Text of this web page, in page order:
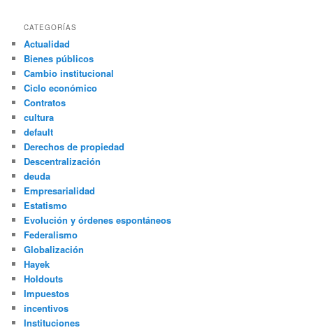
CATEGORÍAS
Actualidad
Bienes públicos
Cambio institucional
Ciclo económico
Contratos
cultura
default
Derechos de propiedad
Descentralización
deuda
Empresarialidad
Estatismo
Evolución y órdenes espontáneos
Federalismo
Globalización
Hayek
Holdouts
Impuestos
incentivos
Instituciones